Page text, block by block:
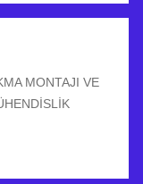
MONTAJI VE